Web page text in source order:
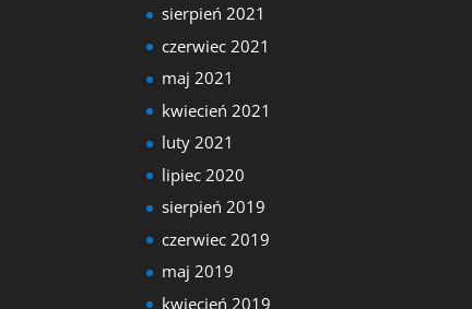
sierpień 2021
czerwiec 2021
maj 2021
kwiecień 2021
luty 2021
lipiec 2020
sierpień 2019
czerwiec 2019
maj 2019
kwiecień 2019